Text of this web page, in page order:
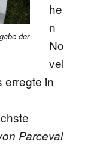
der
he
n
No
vel
erregte in
Parceval